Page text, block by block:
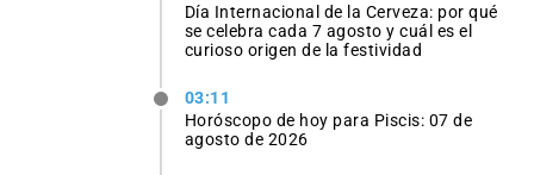
Día Internacional de la Cerveza: por qué
se celebra cada 7 agosto y cuál es el
curioso origen de la festividad
03:11
Horóscopo de hoy para Piscis: 07 de
agosto de 2026